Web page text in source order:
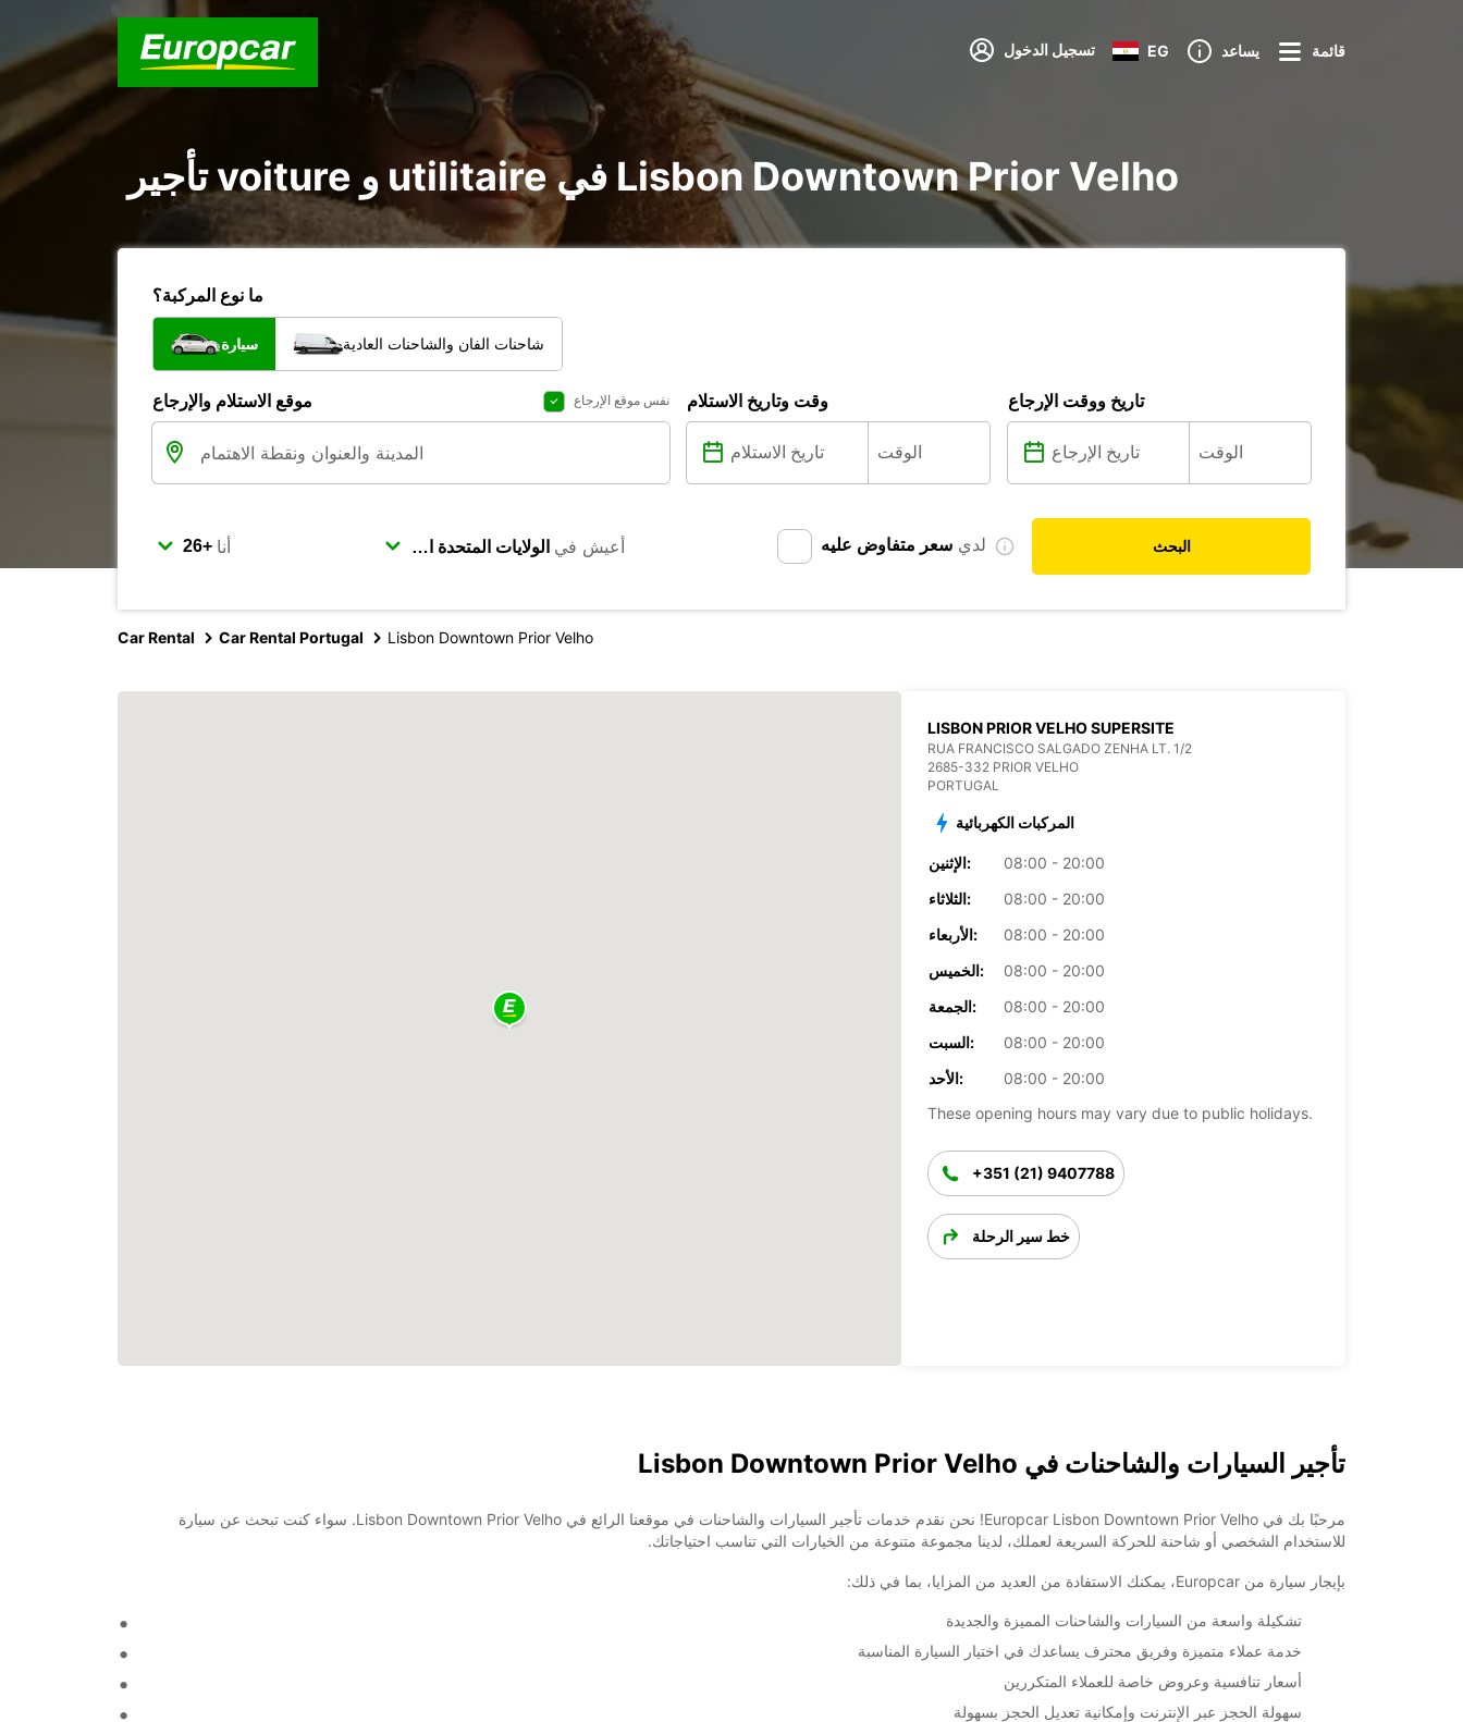
تسجيل الدخول EG يساعد قائمة
تأجير voiture و utilitaire في Lisbon Downtown Prior Velho
ما نوع المركبة؟
سيارة شاحنات الفان والشاحنات العادية
موقع الاستلام والإرجاع نفس موقع الإرجاع وقت وتاريخ الاستلام تاريخ ووقت الإرجاع
أنا أعيش في لدي سعر متفاوض عليه البحث
Car Rental Car Rental Portugal Lisbon Downtown Prior Velho
LISBON PRIOR VELHO SUPERSITE
RUA FRANCISCO SALGADO ZENHA LT. 1/2
2685-332 PRIOR VELHO
PORTUGAL
المركبات الكهربائية
الإثنين:
08:00 - 20:00
الثلاثاء:
08:00 - 20:00
الأربعاء:
08:00 - 20:00
الخميس:
08:00 - 20:00
الجمعة:
08:00 - 20:00
السبت:
08:00 - 20:00
الأحد:
08:00 - 20:00
These opening hours may vary due to public holidays.
+351 (21) 9407788
خط سير الرحلة
تأجير السيارات والشاحنات في Lisbon Downtown Prior Velho
مرحبًا بك في Europcar Lisbon Downtown Prior Velho! نحن نقدم خدمات تأجير السيارات والشاحنات في موقعنا الرائع في Lisbon Downtown Prior Velho. سواء كنت تبحث عن سيارة
للاستخدام الشخصي أو شاحنة للحركة السريعة لعملك، لدينا مجموعة متنوعة من الخيارات التي تناسب احتياجاتك.
بإيجار سيارة من Europcar، يمكنك الاستفادة من العديد من المزايا، بما في ذلك:
تشكيلة واسعة من السيارات والشاحنات المميزة والجديدة
خدمة عملاء متميزة وفريق محترف يساعدك في اختيار السيارة المناسبة
أسعار تنافسية وعروض خاصة للعملاء المتكررين
سهولة الحجز عبر الإنترنت وإمكانية تعديل الحجز بسهولة